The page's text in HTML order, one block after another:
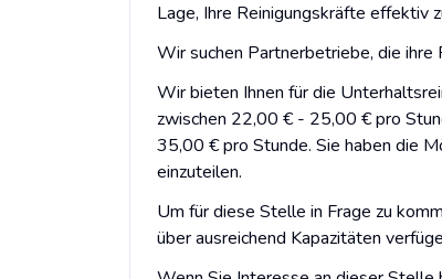
Lage, Ihre Reinigungskräfte effektiv
Wir suchen Partnerbetriebe, die
Wir bieten Ihnen für die
zwischen 22,00 € - 25,00 € pro
35,00 € pro Stunde. Sie haben die
einzuteilen.
Um für diese Stelle in Frage zu
über ausreichend Kapazitäten